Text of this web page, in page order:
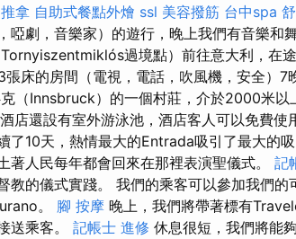
推拿 自助式餐點外燴 ssl 美容撥筋 台中spa
啞劇，音樂家）的遊行，晚上我們有音樂和
過境點）前往意大利，在
床的房間（電視，電話，吹風機，安全）7
（Innsbruck）的一個村莊，介於2000米以
店還設有室外游泳池，酒店客人可以免費使
了10天，熱情最大的Entrada吸引了最大的吸
著人民每年都會回來在那裡表演聖儀式。 記
教的儀式實踐。 我們的乘客可以參加我們的
。 腳 按摩 晚上，我們將帶著標有
送乘客。 記帳士 進修 休息很短，我們將能